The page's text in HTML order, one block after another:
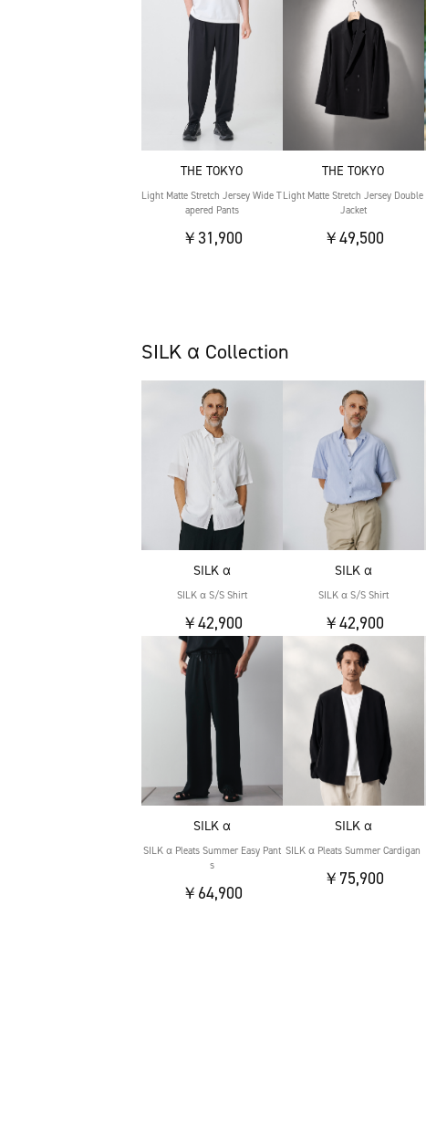
THE TOKYO
Light Matte Stretch Jersey Wide T
apered Pants
￥31,900
THE TOKYO
Light Matte Stretch Jersey Double
Jacket
￥49,500
SILK α Collection
SILK α
SILK α S/S Shirt
￥42,900
SILK α
SILK α S/S Shirt
￥42,900
SILK α
SILK α Pleats Summer Easy Pant
s
￥64,900
SILK α
SILK α Pleats Summer Cardigan
￥75,900